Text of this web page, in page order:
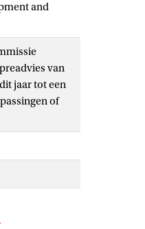
and
van
jaar tot een
of